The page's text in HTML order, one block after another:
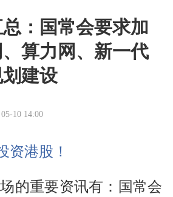
：国常会要求加
算力网、新一代
建设
05-10 14:00
资港股！
的重要资讯有：国常会